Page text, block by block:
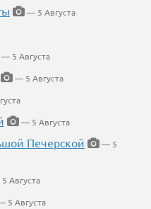
— 5 Августа
— 5 Августа
— 5 Августа
— 5 Августа
Печерской
— 5
Августа
5 Августа